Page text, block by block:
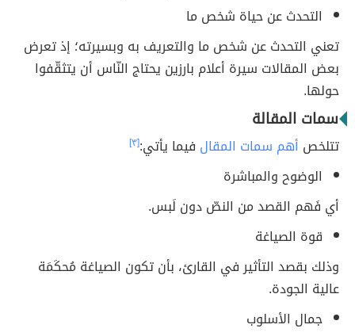
التحدث عن حياة شخص ما
تعني التحدث عن شخص ما والتعريف به وبسيرته؛ إذ تعرض
بعض المقالات سيرة أعلام بارزين يحتاج النّاس أن يتثقّفوا
حولها.
سمات المقالة
تتلخص أهم سمات المقال فيما يأتي:[٣]
الوضوح والمباشرة
أي فَهم القصد من النصّ دون لَبس.
قوة الصياغة
وذلك بقصد التأثير في القارئ، بأن تكون الصياغة مُحكَمَة
عالية الجودة.
جمال الأسلوب